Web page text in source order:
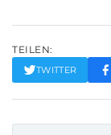
TEILEN:
TWITTER